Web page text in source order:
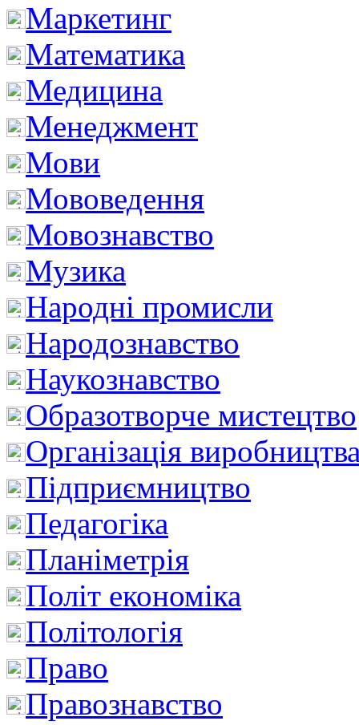
Маркетинг
Математика
Медицина
Менеджмент
Мови
Мововедення
Мовознавство
Музика
Народні промисли
Народознавство
Наукознавство
Образотворче мистецтво
Організація
Підприємництво
Педагогіка
Планіметрія
Політ економіка
Політологія
Право
Правознавство